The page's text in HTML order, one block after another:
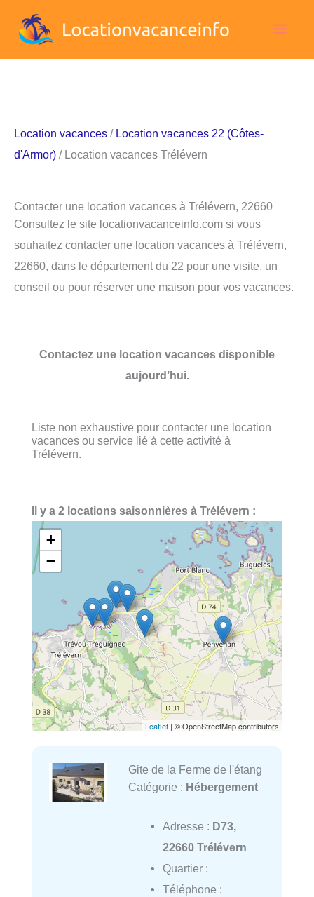
Location vacances / Location vacances 22 (Côtes-
d'Armor) / Location vacances Trélévern
Contacter une location vacances à Trélévern, 22660
Consultez le site locationvacanceinfo.com si vous
souhaitez contacter une location vacances à Trélévern,
22660, dans le département du 22 pour une visite, un
conseil ou pour réserver une maison pour vos vacances.
Contactez une location vacances disponible
aujourd’hui.
Liste non exhaustive pour contacter une location
vacances ou service lié à cette activité à
Trélévern.
Il y a 2 locations saisonnières à Trélévern :
+
−
Leaflet | © OpenStreetMap contributors
Gite de la Ferme de l'étang
Catégorie : Hébergement
Adresse : D73,
22660 Trélévern
Quartier :
Téléphone :